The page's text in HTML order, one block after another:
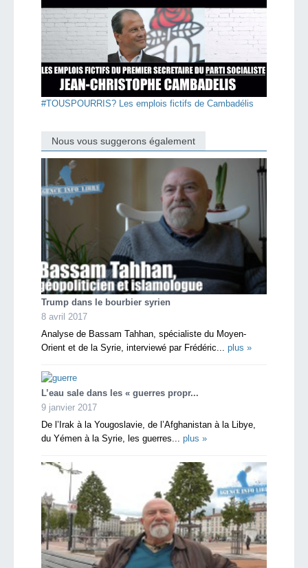
#TOUSPOURRIS? Les emplois fictifs de Cambadélis
Nous vous suggerons également
Trump dans le bourbier syrien
8 avril 2017
Analyse de Bassam Tahhan, spécialiste du Moyen-
Orient et de la Syrie, interviewé par Frédéric... plus »
L’eau sale dans les « guerres propr...
9 janvier 2017
De l’Irak à la Yougoslavie, de l’Afghanistan à la Libye,
du Yémen à la Syrie, les guerres... plus »